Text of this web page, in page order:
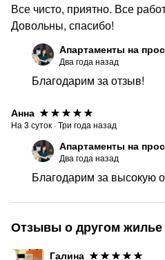
Все чисто, приятно. Все
Довольны, спасибо!
Два года назад
Благодарим за отзыв!
Анна
На 3 суток ·Три года назад
Два года назад
Благодарим за высокую
Отзывы о другом жилье
Галина